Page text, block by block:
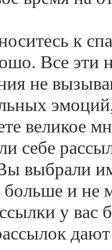
к
Все эти
не
великое
себе
выбрали
и не
у вас